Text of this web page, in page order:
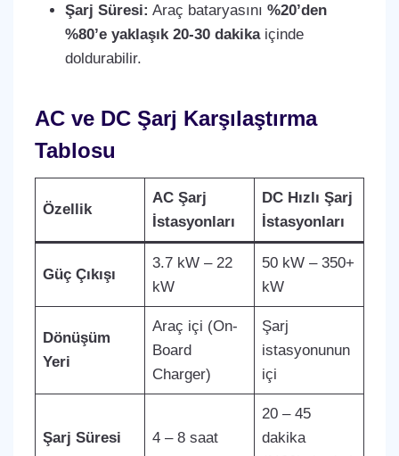
Şarj Süresi: Araç bataryasını %20’den
%80’e yaklaşık 20-30 dakikaiçinde
doldurabilir.
AC ve DC Şarj Karşılaştırma
Tablosu
Özellik
AC Şarj
İstasyonları
DC Hızlı Şarj
İstasyonları
Güç Çıkışı
3.7 kW – 22
kW
50 kW – 350+
kW
Dönüşüm
Yeri
Araç içi (On-
Board
Charger)
Şarj
istasyonunun
içi
Şarj Süresi 4 – 8 saat
20 – 45
dakika